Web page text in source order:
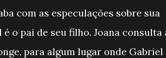
com as especulações sobre sua
o pai de seu filho. Joana consulta
para algum lugar onde Gabriel